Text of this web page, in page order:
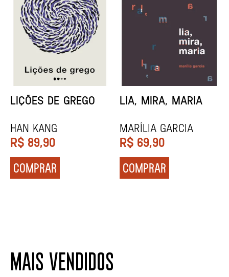
MINHA MÃE E A
Marina Tvetáieva
R$ 49,90
COMPRAR
TODA CAIXA-PRETA
Jeovanna Vieira
R$ 89,90
COMPRAR
MAIS VENDIDOS